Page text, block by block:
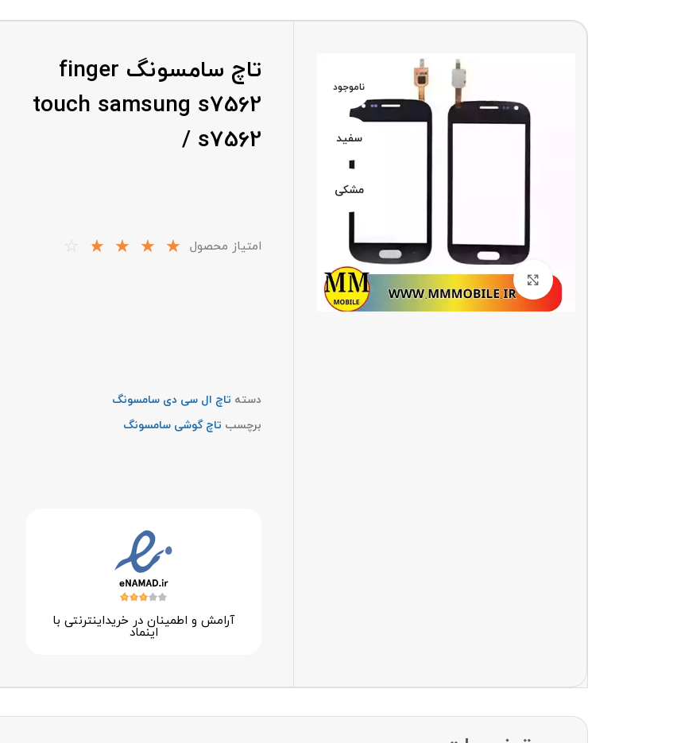
ناموجود
سفید
مشکی
تاچ سامسونگ finger
touch samsung s7562
/ s7562
امتیاز محصول ☆
☆
☆
☆
☆
دسته تاچ ال سی دی سامسونگ
برچسب تاچ گوشی سامسونگ
آرامش و اطمینان در خرید‌اینترنتی با
اینماد